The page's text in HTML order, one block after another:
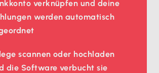
verknüpfen und deine
werden automatisch
scannen oder hochladen
die Software verbucht sie